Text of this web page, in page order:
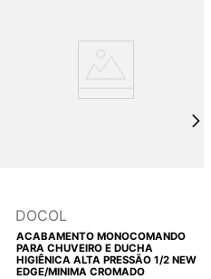
DOCOL
ACABAMENTO MONOCOMANDO
PARA CHUVEIRO E DUCHA
HIGIÊNICA ALTA PRESSÃO 1/2 NEW
EDGE/MINIMA CROMADO